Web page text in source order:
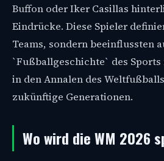
Buffon oder Iker Casillas
Eindrücke. Diese Spieler
Teams, sondern beeinflussten
`Fußballgeschichte` des
in den Annalen des
zukünftige Generationen.
Wo wird die WM 2026